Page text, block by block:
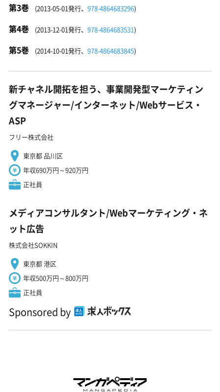
第3巻 (2013-05-01発行、 978-4864683296)
第4巻 (2013-12-01発行、 978-4864683531)
第5巻 (2014-10-01発行、 978-4864683845)
新チャネル開拓を担う、事業開発型マーケティン
グマネージャー/インターネット/Webサービス・
ASP
フリー株式会社
東京都 品川区
年収690万円～920万円
正社員
メディアコンサルタント/Webマーケティング・ネ
ット広告
株式会社SOKKIN
東京都 港区
年収500万円～800万円
正社員
Sponsored by